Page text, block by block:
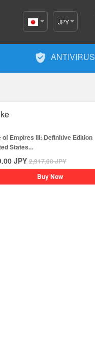
Japan(日
本語)
JPY
ANTIVIRUS
of Empires III: Definitive Edition
States...
JPY 2,917.00JPY
Buy Now